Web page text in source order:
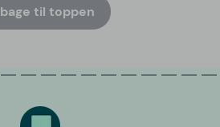
til toppen